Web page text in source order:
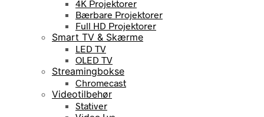
4K Projektorer
Bærbare Projektorer
Full HD Projektorer
Smart TV & Skærme
LED TV
OLED TV
Streamingbokse
Chromecast
Videotilbehør
Stativer